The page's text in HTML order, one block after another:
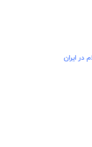
در ایران